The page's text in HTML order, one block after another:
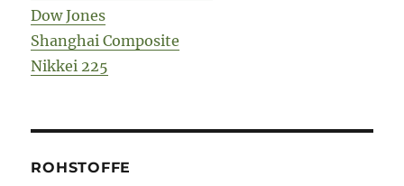
Dow Jones
Shanghai Composite
Nikkei 225
ROHSTOFFE